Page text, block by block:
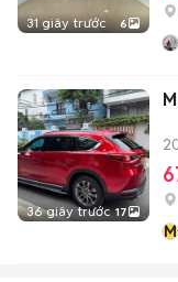
31 giây trước 6
36 giây trước 17
M